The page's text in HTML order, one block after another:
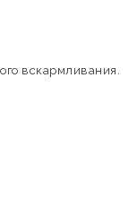
вскармливания.